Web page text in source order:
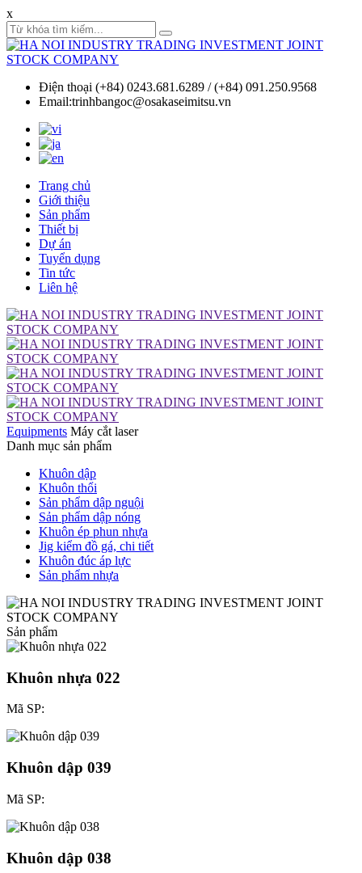
x
Điện thoại (+84) 0243.681.6289 / (+84) 091.250.9568
Email:trinhbangoc@osakaseimitsu.vn
Trang chủ
Giới thiệu
Sản phẩm
Thiết bị
Dự án
Tuyển dụng
Tin tức
Liên hệ
Equipments Máy cắt laser
Danh mục sản phẩm
Khuôn dập
Khuôn thổi
Sản phẩm dập nguội
Sản phẩm dập nóng
Khuôn ép phun nhựa
Jig kiểm đồ gá, chi tiết
Khuôn đúc áp lực
Sản phẩm nhựa
Sản phẩm
Khuôn nhựa 022
Mã SP:
Khuôn dập 039
Mã SP:
Khuôn dập 038